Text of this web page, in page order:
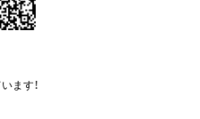
ます！